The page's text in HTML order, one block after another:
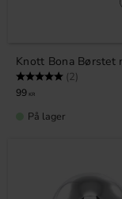
Knott Bona Børstet
Karakter: (2)
99 KR
På lager